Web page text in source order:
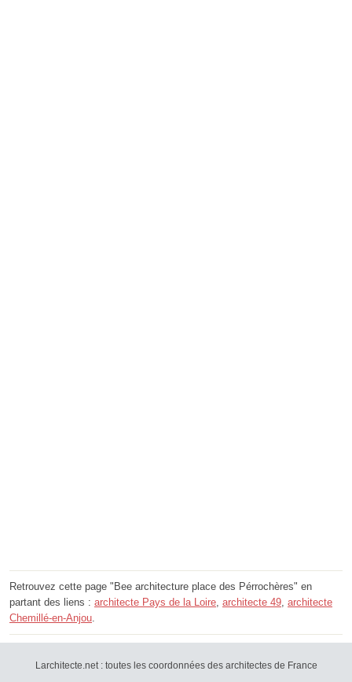
Retrouvez cette page "Bee architecture place des Pérrochères" en
partant des liens : architecte Pays de la Loire, architecte 49, architecte
Chemillé-en-Anjou.
Larchitecte.net : toutes les coordonnées des architectes de France